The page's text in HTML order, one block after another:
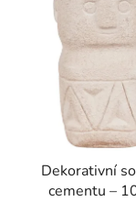
Dekorativní
cementu –